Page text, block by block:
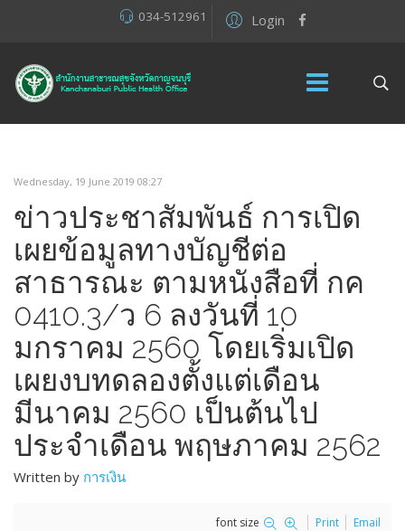
Login
034-512961
Wednesday, 19 June 2019 08:27
ข่าวประชาสัมพันธ์ การเปิด
เผยข้อมูลทางบัญชีต่อ
สาธารณะ ตามหนังสือที่ กค
0410.3/ว 6 ลงวันที่ 10
มกราคม 2560 โดยเริ่มเปิด
เผยงบทดลองตั้งแต่เดือน
มีนาคม 2560 เป็นต้นไป
ประจำเดือน พฤษภาคม 2562
Written by การเงิน
font size Print Email